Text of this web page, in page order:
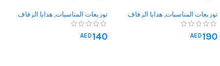
توزيعات المناسبات, هدايا الزفاف
AED 190
توزيعات المناسبات, هدايا الزفاف
AED 140